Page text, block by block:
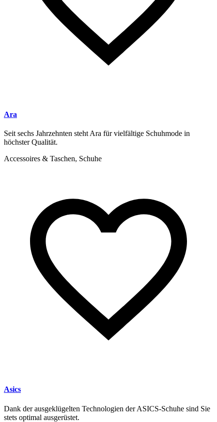
Ara
Seit sechs Jahrzehnten steht Ara für vielfältige Schuhmode in
höchster Qualität.
Accessoires & Taschen, Schuhe
Asics
Dank der ausgeklügelten Technologien der ASICS-Schuhe sind Sie
stets optimal ausgerüstet.